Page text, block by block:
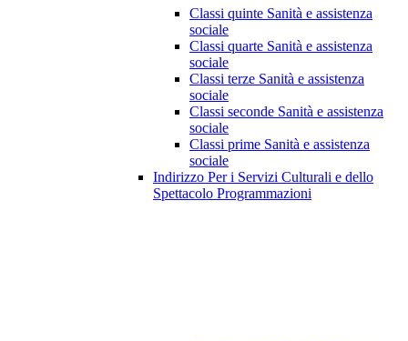
Classi quinte Sanità e assistenza
sociale
Classi quarte Sanità e assistenza
sociale
Classi terze Sanità e assistenza
sociale
Classi seconde Sanità e assistenza
sociale
Classi prime Sanità e assistenza
sociale
Indirizzo Per i Servizi Culturali e dello
Spettacolo Programmazioni